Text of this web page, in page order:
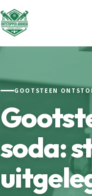
GOOTSTEEN
soda: